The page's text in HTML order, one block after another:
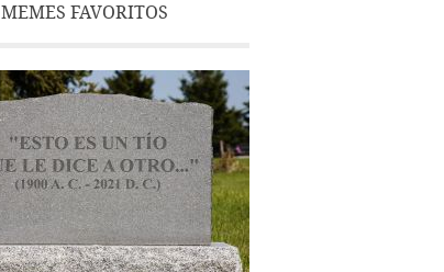
MEMES FAVORITOS